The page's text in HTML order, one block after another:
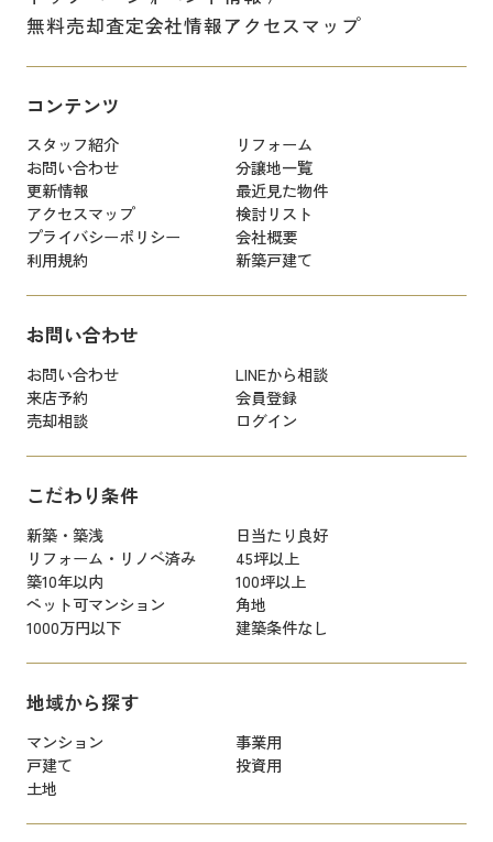
無料売却査定会社情報アクセスマップ
コンテンツ
スタッフ紹介
リフォーム
お問い合わせ
分譲地一覧
更新情報
最近見た物件
アクセスマップ
検討リスト
プライバシーポリシー
会社概要
利用規約
新築戸建て
お問い合わせ
お問い合わせ
LINEから相談
来店予約
会員登録
売却相談
ログイン
こだわり条件
新築・築浅
日当たり良好
リフォーム・リノベ済み
45坪以上
築10年以内
100坪以上
ペット可マンション
角地
1000万円以下
建築条件なし
地域から探す
マンション
事業用
戸建て
投資用
土地